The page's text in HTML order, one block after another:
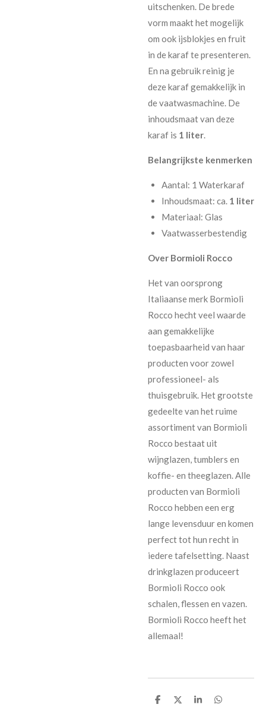
uitschenken. De brede
vorm maakt het mogelijk
om ook ijsblokjes en fruit
in de karaf te presenteren.
En na gebruik reinig je
deze karaf gemakkelijk in
de vaatwasmachine. De
inhoudsmaat van deze
karaf is 1 liter.
Belangrijkste kenmerken
Aantal: 1 Waterkaraf
Inhoudsmaat: ca. 1 liter
Materiaal: Glas
Vaatwasserbestendig
Over Bormioli Rocco
Het van oorsprong
Italiaanse merk Bormioli
Rocco hecht veel waarde
aan gemakkelijke
toepasbaarheid van haar
producten voor zowel
professioneel- als
thuisgebruik. Het grootste
gedeelte van het ruime
assortiment van Bormioli
Rocco bestaat uit
wijnglazen, tumblers en
koffie- en theeglazen. Alle
producten van Bormioli
Rocco hebben een erg
lange levensduur en komen
perfect tot hun recht in
iedere tafelsetting. Naast
drinkglazen produceert
Bormioli Rocco ook
schalen, flessen en vazen.
Bormioli Rocco heeft het
allemaal!
D
D
S
D